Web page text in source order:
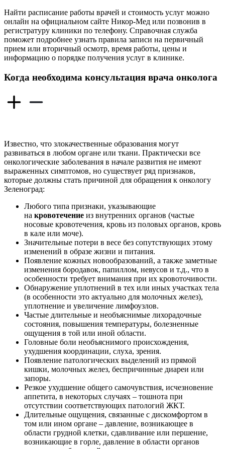
Найти расписание работы врачей и стоимость услуг можно
онлайн на официальном сайте Никор-Мед или позвонив в
регистратуру клиники по телефону. Справочная служба
поможет подробнее узнать правила записи на первичный
прием или вторичный осмотр, время работы, цены и
информацию о порядке получения услуг в клинике.
Когда необходима консультация врача онколога
Известно, что злокачественные образования могут
развиваться в любом органе или ткани. Практически все
онкологические заболевания в начале развития не имеют
выраженных симптомов, но существует ряд признаков,
которые должны стать причиной для обращения к онкологу
Зеленоград:
Любого типа признаки, указывающие
на кровотечение из внутренних органов (частые
носовые кровотечения, кровь из половых органов, кровь
в кале или моче).
Значительные потери в весе без сопутствующих этому
изменений в образе жизни и питания.
Появление кожных новообразований, а также заметные
изменения бородавок, папиллом, невусов и т.д., что в
особенности требует внимания при их кровоточивости.
Обнаружение уплотнений в тех или иных участках тела
(в особенности это актуально для молочных желез),
уплотнение и увеличение лимфоузлов.
Частые длительные и необъяснимые лихорадочные
состояния, повышения температуры, болезненные
ощущения в той или иной области.
Головные боли необъяснимого происхождения,
ухудшения координации, слуха, зрения.
Появление патологических выделений из прямой
кишки, молочных желез, беспричинные диареи или
запоры.
Резкое ухудшение общего самочувствия, исчезновение
аппетита, в некоторых случаях – тошнота при
отсутствии соответствующих патологий ЖКТ.
Длительные ощущения, связанные с дискомфортом в
том или ином органе – давление, возникающее в
области грудной клетки, сдавливание или першение,
возникающие в горле, давление в области органов